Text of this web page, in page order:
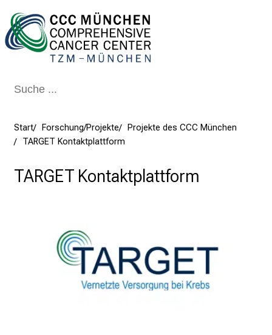
Start Forschung/Projekte
Projekte des CCC München
TARGET Kontaktplattform
TARGET Kontaktplattform